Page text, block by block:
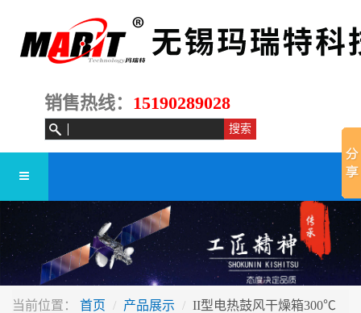
销售热线： 15190289028
当前位置： 首页 产品展示 II型电热鼓风干燥箱300℃